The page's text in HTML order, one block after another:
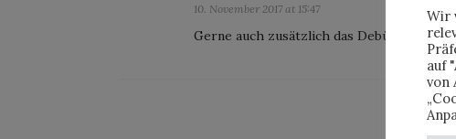
10. November 2017 at 15:47
Gerne auch zusätzlich das Debüt Album
Wir
auf
von